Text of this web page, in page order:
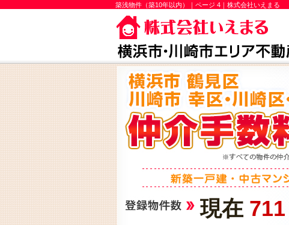
築浅物件（築10年以内）｜ページ 4｜株式会社いえまる
現在 711